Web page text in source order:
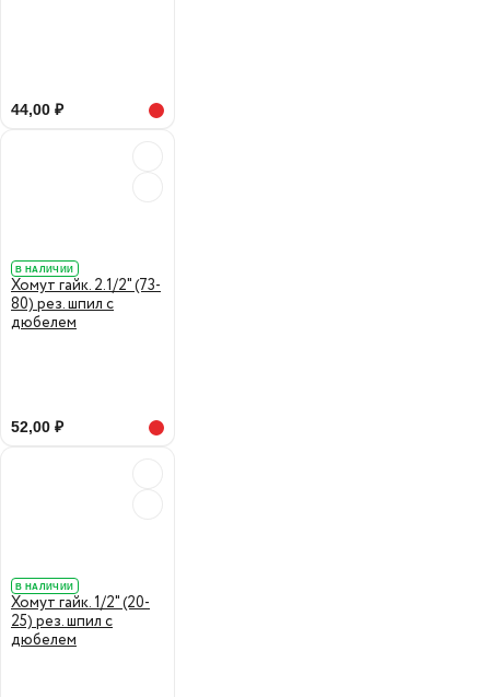
44,00 ₽
В НАЛИЧИИ
Хомут гайк. 2.1/2" (73-
80) рез. шпил с
дюбелем
52,00 ₽
В НАЛИЧИИ
Хомут гайк. 1/2" (20-
25) рез. шпил с
дюбелем